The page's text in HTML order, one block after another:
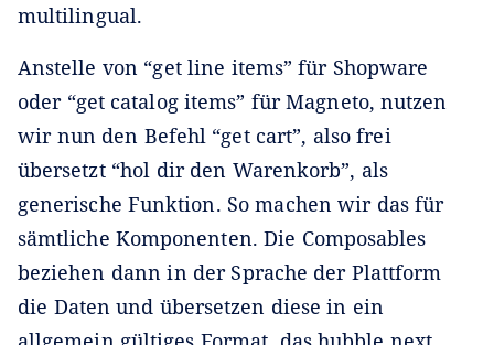
multilingual.
Anstelle von “get line items” für Shopware
oder “get catalog items” für Magneto, nutzen
wir nun den Befehl “get cart”, also frei
übersetzt “hol dir den Warenkorb”, als
generische Funktion. So machen wir das für
sämtliche Komponenten. Die Composables
beziehen dann in der Sprache der Plattform
die Daten und übersetzen diese in ein